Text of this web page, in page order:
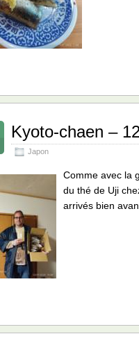
Kyoto-chaen –
Japon
Comme avec la
du thé de Uji
arrivés bien